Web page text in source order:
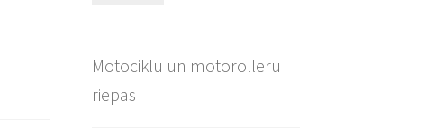
Motociklu un motorolleru
riepas